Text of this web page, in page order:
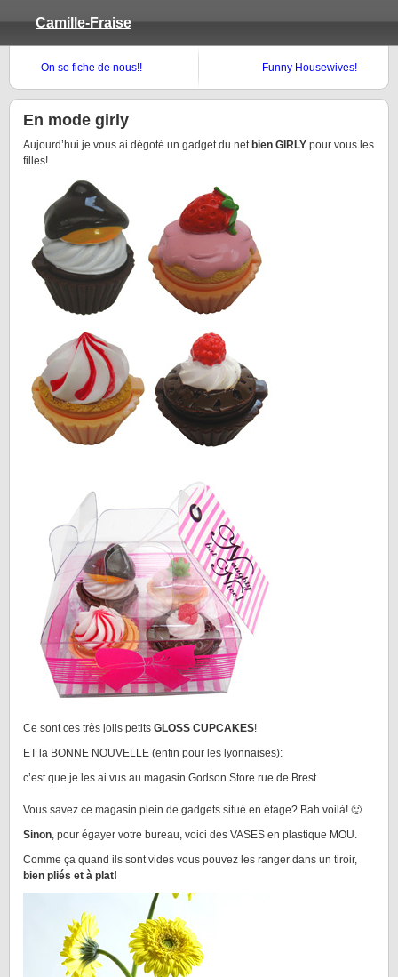
Camille-Fraise
On se fiche de nous!! Funny Housewives!
En mode girly
Aujourd’hui je vous ai dégoté un gadget du net bien GIRLY pour vous les
filles!
Ce sont ces très jolis petits GLOSS CUPCAKES!
ET la BONNE NOUVELLE (enfin pour les lyonnaises):
c’est que je les ai vus au magasin Godson Store rue de Brest.
Vous savez ce magasin plein de gadgets situé en étage? Bah voilà! 🙂
Sinon, pour égayer votre bureau, voici des VASES en plastique MOU.
Comme ça quand ils sont vides vous pouvez les ranger dans un tiroir,
bien pliés et à plat!